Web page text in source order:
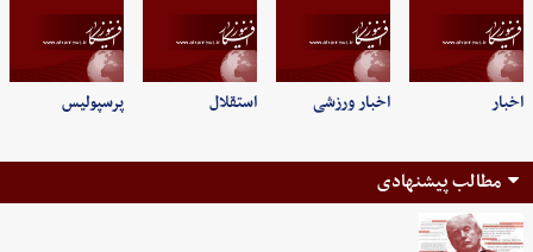
اخبار اخبار ورزشی استقلال پرسپولیس
مطالب پیشنهادی